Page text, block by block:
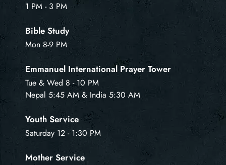
1 PM - 3 PM
Bible Study
Mon 8-9 PM
Emmanuel International Prayer Tower
Tue & Wed 8 - 10 PM
Nepal 5:45 AM & India 5:30 AM
Youth Service
Saturday 12 - 1:30 PM
Mother Service